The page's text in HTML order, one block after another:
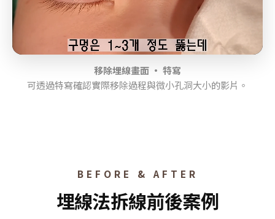
移除埋線畫面 · 特寫
可透過特寫確認實際移除過程與微小孔洞大小的影片。
BEFORE & AFTER
埋線法拆線前後案例